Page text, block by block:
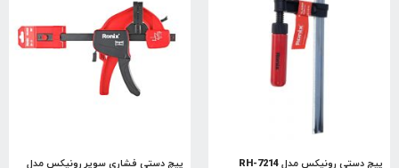
پیچ دستی رونیکس مدل RH-7214
پیچ دستی فشاری سوپر رونیکس مدل